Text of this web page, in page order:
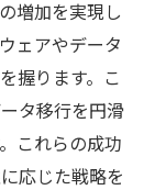
増加を実現し
ェアやデータ
握ります。こ
タ移行を円滑
これらの成功
応じた戦略を